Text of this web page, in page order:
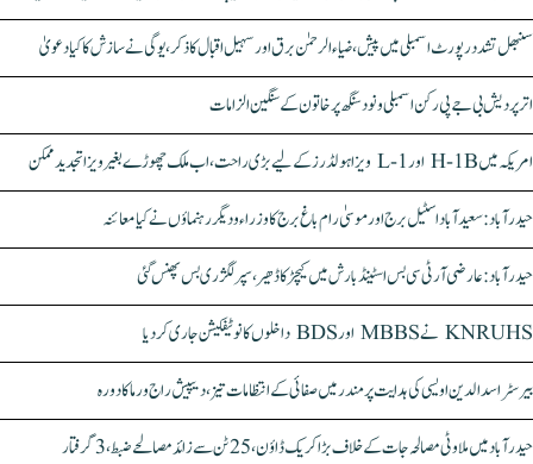
سنبھل تشدد رپورٹ اسمبلی میں پیش، ضیاء الرحمٰن برق اور سہیل اقبال کا ذکر، یوگی نے سازش کا کیا دعویٰ
اتر پردیش بی جے پی رکن اسمبلی ونود سنگھ پر خاتون کے سنگین الزامات
امریکہ میں H-1B اور L-1 ویزا ہولڈرز کے لیے بڑی راحت، اب ملک چھوڑے بغیر ویزا تجدید ممکن
حیدرآباد: سعیدآباد اسٹیل برج اور موسیٰ رام باغ برج کا وزراء و دیگر رہنماؤں نے کیا معائنہ
حیدرآباد: عارضی آر ٹی سی بس اسٹینڈ بارش میں کیچڑ کا ڈھیر، سپر لگژری بس پھنس گئی
KNRUHS نے MBBS اور BDS داخلوں کا نوٹیفکیشن جاری کر دیا
بیرسٹر اسدالدین اویسی کی ہدایت پر مندر میں صفائی کے انتظامات تیز، دیپیش راج ورما کا دورہ
حیدرآباد میں ملاوٹی مصالحہ جات کے خلاف بڑا کریک ڈاؤن، 25 ٹن سے زائد مصالحے ضبط، 3 گرفتار